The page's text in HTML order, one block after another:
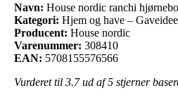
Navn: House nordic ranchi
Kategori: Hjem og have –
Producent: House nordic
Varenummer: 308410
EAN: 5708155576566
Vurderet til 3.7ud af 5 stjerner